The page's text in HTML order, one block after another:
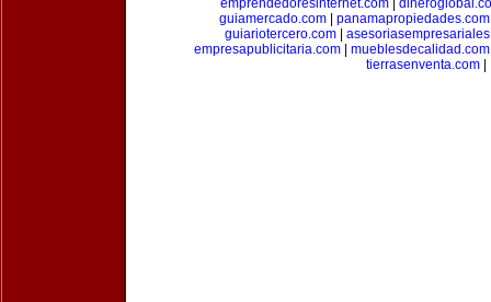
emprendedoresinternet.com
guiamercado.com| panamapropiedades.com
guiariotercero.com|
empresapublicitaria.com| mueblesdecalidad.com
tierrasenventa.com